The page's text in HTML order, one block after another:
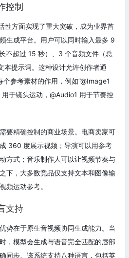
控制
性方面实现了重大突破，成为业界首
生成平台。用户可以同时输入最多 9
不超过 15 秒）、3 个音频文件（总
本提示词。这种设计允许创作者通
个参考素材的作用，例如”@Image1
于镜头运动，@Audio1 用于节奏控
要精确控制的商业场景。电商卖家可
360 度展示视频；导演可以用参考
方式；音乐制作人可以让视频节奏与
下，大多数竞品仅支持文本和图像输
频运动参考。
支持
势在于原生音视频协同生成能力。当
，模型会生成与语音完全匹配的唇部
同步。该系统支持八种语言，包括英